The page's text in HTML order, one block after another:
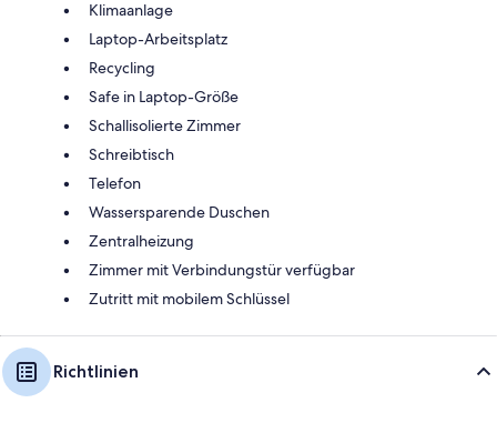
Klimaanlage
Laptop-Arbeitsplatz
Recycling
Safe in Laptop-Größe
Schallisolierte Zimmer
Schreibtisch
Telefon
Wassersparende Duschen
Zentralheizung
Zimmer mit Verbindungstür verfügbar
Zutritt mit mobilem Schlüssel
Richtlinien